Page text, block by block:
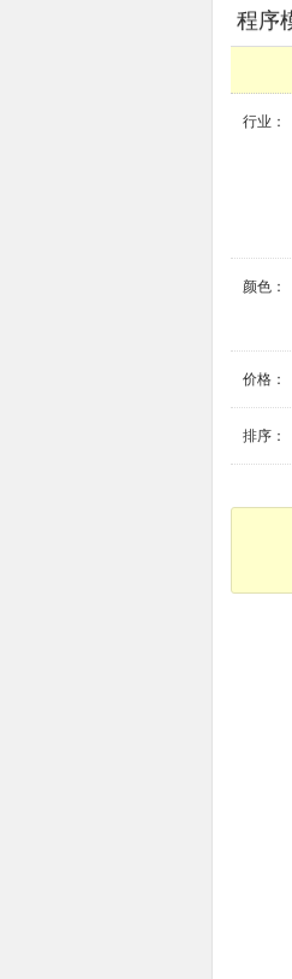
程序
行业：
颜色：
价格：
排序：